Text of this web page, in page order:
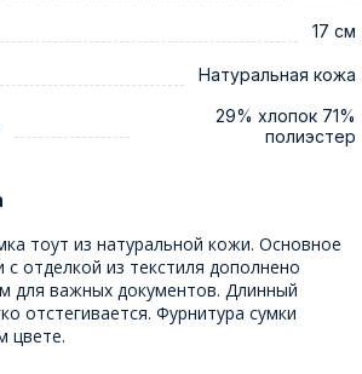
17 см
Натуральная кожа
29% хлопок 71%
полиэстер
тоут из натуральной кожи. Основное
отделкой из текстиля дополнено
для важных документов. Длинный
отстегивается. Фурнитура сумки
цвете.